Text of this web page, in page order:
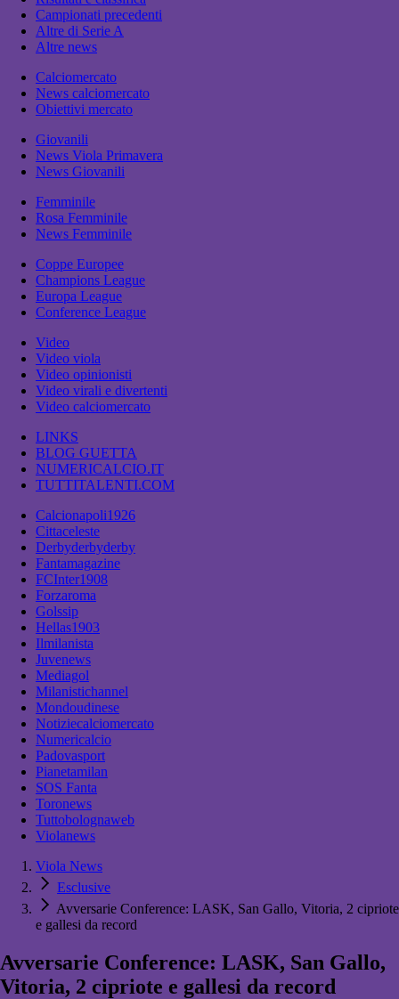
Campionati precedenti
Altre di Serie A
Altre news
Calciomercato
News calciomercato
Obiettivi mercato
Giovanili
News Viola Primavera
News Giovanili
Femminile
Rosa Femminile
News Femminile
Coppe Europee
Champions League
Europa League
Conference League
Video
Video viola
Video opinionisti
Video virali e divertenti
Video calciomercato
LINKS
BLOG GUETTA
NUMERICALCIO.IT
TUTTITALENTI.COM
Calcionapoli1926
Cittaceleste
Derbyderbyderby
Fantamagazine
FCInter1908
Forzaroma
Golssip
Hellas1903
Ilmilanista
Juvenews
Mediagol
Milanistichannel
Mondoudinese
Notiziecalciomercato
Numericalcio
Padovasport
Pianetamilan
SOS Fanta
Toronews
Tuttobolognaweb
Violanews
Viola News
Esclusive
Avversarie Conference: LASK, San Gallo, Vitoria, 2 cipriote
e gallesi da record
Avversarie Conference: LASK, San Gallo,
Vitoria, 2 cipriote e gallesi da record